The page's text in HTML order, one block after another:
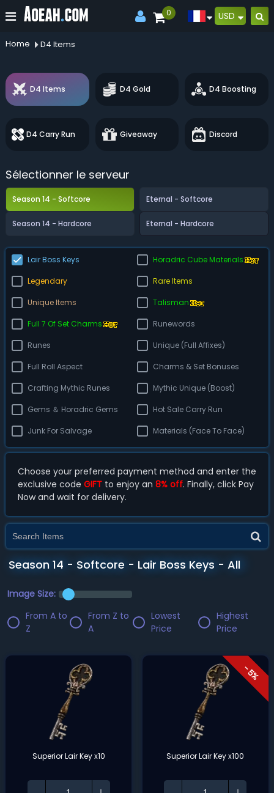
0 USD
Home D4 Items
D4 Items D4 Gold D4 Boosting
D4 Carry Run Giveaway Discord
Sélectionner le serveur
Season 14 - Softcore Eternal - Softcore
Season 14 - Hardcore Eternal - Hardcore
Lair Boss Keys Horadric Cube Materials
Legendary Rare Items
Unique Items Talisman
Full 7 Of Set Charms Runewords
Runes Unique (Full Affixes)
Full Roll Aspect Charms & Set Bonuses
Crafting Mythic Runes Mythic Unique (Boost)
Gems ＆ Horadric Gems Hot Sale Carry Run
Junk For Salvage Materials (Face To Face)
Choose your preferred payment method and enter the
exclusive code GIFTto enjoy an 8% off. Finally, click Pay
Now and wait for delivery.
Season 14 - Softcore - Lair Boss Keys - All
Image Size:
From A to
Z
From Z to
A
Lowest
Price
Highest
Price
Superior Lair Key x10
- 5%
Superior Lair Key x100